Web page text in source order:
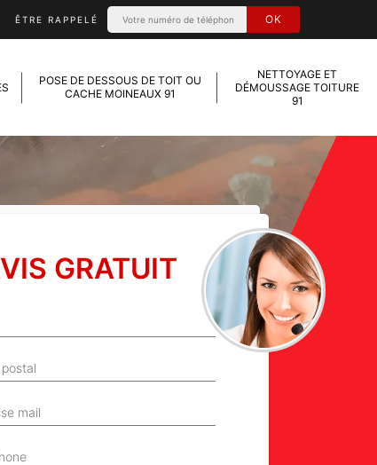
ÊTRE RAPPELÉ
POSE DE DESSOUS DE TOIT OU
CACHE MOINEAUX 91
NETTOYAGE ET
DÉMOUSSAGE TOITURE
91
GRATUIT
mail